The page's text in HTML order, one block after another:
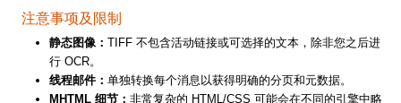
注意事项及限制
静态图像： TIFF 不包含活动链接或可选择的文本，除非您之后进
行 OCR。
线程邮件： 单独转换每个消息以获得明确的分页和元数据。
MHTML 细节： 非常复杂的 HTML/CSS 可能会在不同的引擎中略